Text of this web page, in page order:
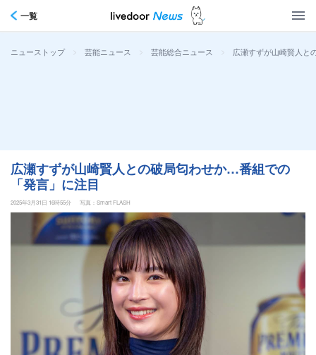
一覧
ニューストップ > 芸能ニュース > 芸能総合ニュース > 広瀬すずが山崎賢人と
広瀬すずが山崎賢人との破局匂わせか…番組での
「発言」に注目
2025年3月31日 16時55分 写真：Smart FLASH